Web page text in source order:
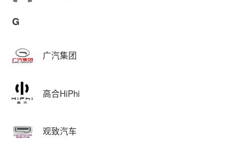
G
广汽集团
高合HiPhi
观致汽车